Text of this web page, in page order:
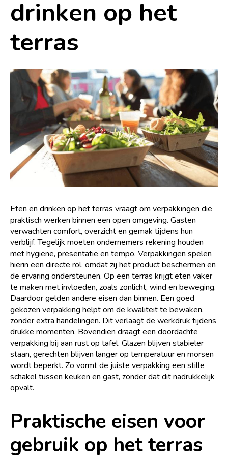
Slimme verpakkingen voor
eten en drinken op het
Lees meer nieuws
Hoe kartonnen dozen helpen
bij veilig plantentransport
Slimme verpakkingen voor
eten en drinken op het
terras
Lees meer nieuws
drinken op het
terras
Eten en drinken op het terras vraagt om verpakkingen die
praktisch werken binnen een open omgeving. Gasten
verwachten comfort, overzicht en gemak tijdens hun
verblijf. Tegelijk moeten ondernemers rekening houden
met hygiëne, presentatie en tempo. Verpakkingen spelen
hierin een directe rol, omdat zij het product beschermen en
de ervaring ondersteunen. Op een terras krijgt eten vaker
te maken met invloeden, zoals zonlicht, wind en beweging.
Daardoor gelden andere eisen dan binnen. Een goed
gekozen verpakking helpt om de kwaliteit te bewaken,
zonder extra handelingen. Dit verlaagt de werkdruk tijdens
drukke momenten. Bovendien draagt een doordachte
verpakking bij aan rust op tafel. Glazen blijven stabieler
staan, gerechten blijven langer op temperatuur en morsen
wordt beperkt. Zo vormt de juiste verpakking een stille
schakel tussen keuken en gast, zonder dat dit nadrukkelijk
opvalt.
Praktische eisen voor
gebruik op het terras